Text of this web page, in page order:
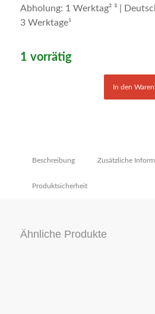
Abholung: 1 Werktag² ³ |
3 Werktage¹
1 vorrätig
In den
Beschreibung Zusätzliche
Produktsicherheit
Ähnliche Produkte